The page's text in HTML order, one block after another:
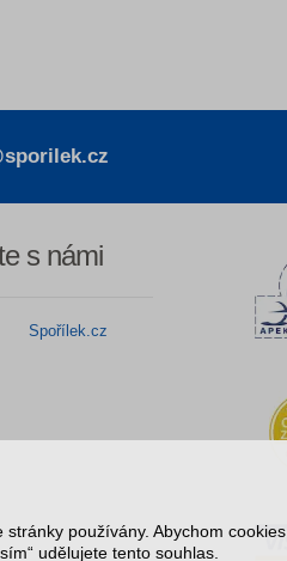
s námi
Spořílek.cz
používány. Abychom cookies
udělujete tento souhlas.